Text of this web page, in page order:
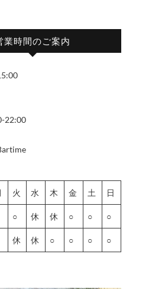
業時間のご案内
22:00
火 水 木 金 土 日
○ 休 休 ○ ○ ○
休 休 ○ ○ ○ ○